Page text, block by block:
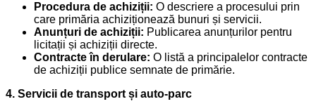
Procedura de achiziții: O descriere a procesului prin
care primăria achiziționează bunuri și servicii.
Anunțuri de achiziții: Publicarea anunțurilor pentru
licitații și achiziții directe.
Contracte în derulare: O listă a principalelor contracte
de achiziții publice semnate de primărie.
4. Servicii de transport și auto-parc